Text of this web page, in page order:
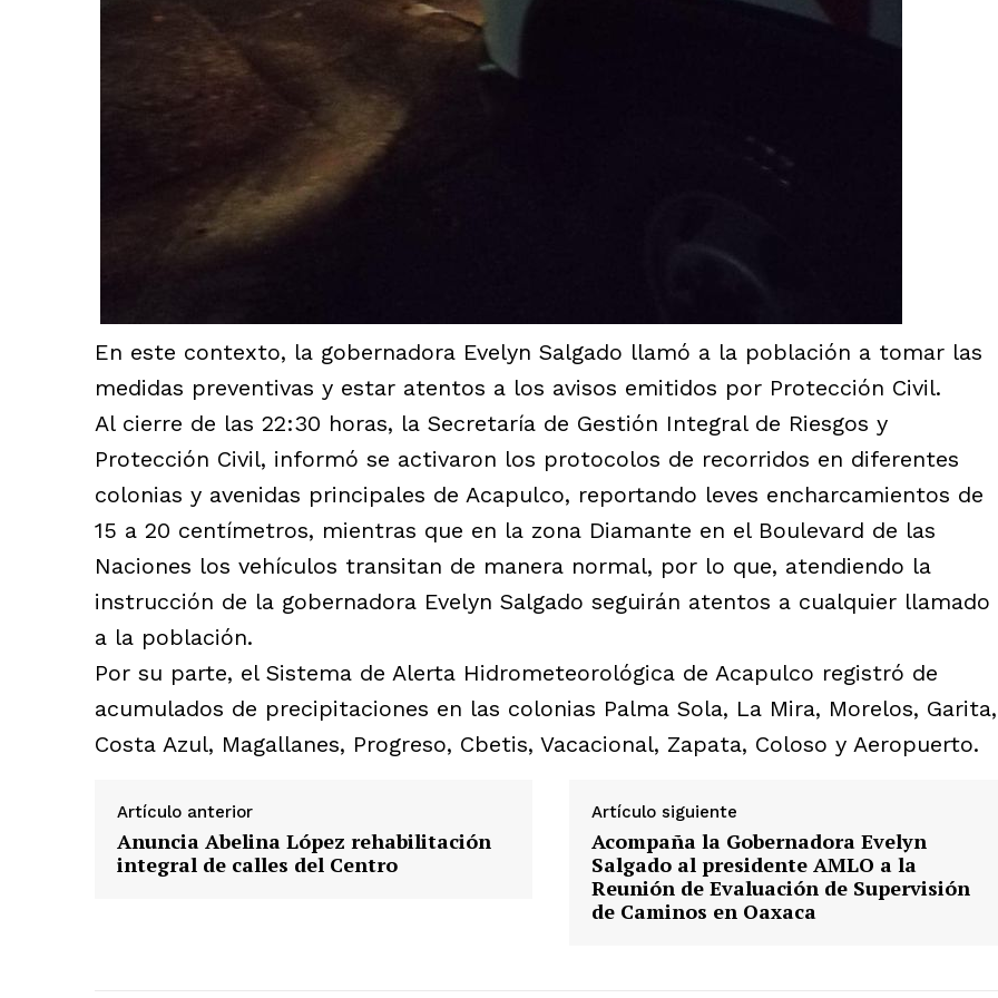
En este contexto, la gobernadora Evelyn Salgado llamó a la población a tomar las
medidas preventivas y estar atentos a los avisos emitidos por Protección Civil.
Al cierre de las 22:30 horas, la Secretaría de Gestión Integral de Riesgos y
Protección Civil, informó se activaron los protocolos de recorridos en diferentes
colonias y avenidas principales de Acapulco, reportando leves encharcamientos de
15 a 20 centímetros, mientras que en la zona Diamante en el Boulevard de las
Naciones los vehículos transitan de manera normal, por lo que, atendiendo la
instrucción de la gobernadora Evelyn Salgado seguirán atentos a cualquier llamado
a la población.
Por su parte, el Sistema de Alerta Hidrometeorológica de Acapulco registró de
acumulados de precipitaciones en las colonias Palma Sola, La Mira, Morelos, Garita,
Costa Azul, Magallanes, Progreso, Cbetis, Vacacional, Zapata, Coloso y Aeropuerto.
Artículo anterior
Anuncia Abelina López rehabilitación
integral de calles del Centro
Artículo siguiente
Acompaña la Gobernadora Evelyn
Salgado al presidente AMLO a la
Reunión de Evaluación de Supervisión
de Caminos en Oaxaca